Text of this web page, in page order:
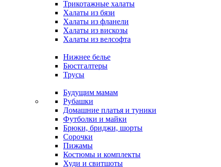
Трикотажные халаты
Халаты из бязи
Халаты из фланели
Халаты из вискозы
Халаты из велсофта
Нижнее белье
Бюстгалтеры
Трусы
Будущим мамам
Рубашки
Домашние платья и туники
Футболки и майки
Брюки, бриджи, шорты
Сорочки
Пижамы
Костюмы и комплекты
Худи и свитшоты